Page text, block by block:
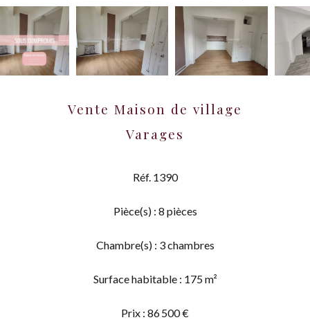
Vente Maison de village
Varages
Réf. 1390
Pièce(s) : 8 pièces
Chambre(s) : 3 chambres
Surface habitable : 175 m²
Prix : 86 500 €